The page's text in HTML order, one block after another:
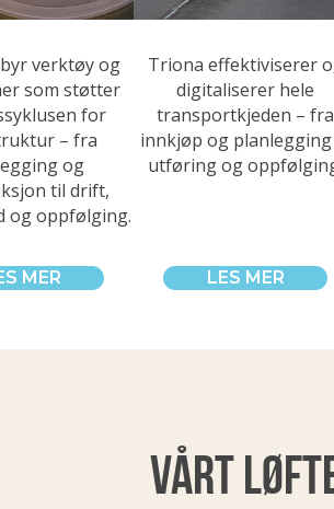
verktøy og
som støtter
for
– fra
og
til drift,
og oppfølging.
MER
Triona effektiviserer
digitaliserer hele
transportkjeden – fra
innkjøp og
utføring og
LES MER
VÅRT